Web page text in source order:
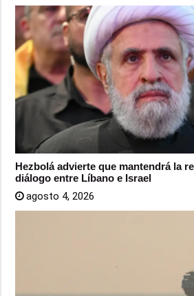
Hezbolá advierte que mantendrá la
diálogo entre Líbano e Israel
agosto 4, 2026